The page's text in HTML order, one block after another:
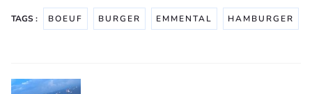
TAGS : BOEUF BURGER EMMENTAL HAMBURGER